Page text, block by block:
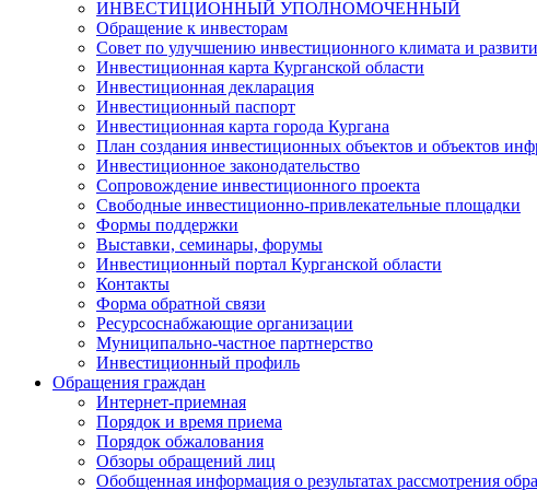
ИНВЕСТИЦИОННЫЙ УПОЛНОМОЧЕННЫЙ
Обращение к инвесторам
Совет по улучшению инвестиционного климата и
Инвестиционная карта Курганской области
Инвестиционная декларация
Инвестиционный паспорт
Инвестиционная карта города Кургана
План создания инвестиционных объектов и объектов
Инвестиционное законодательство
Сопровождение инвестиционного проекта
Свободные инвестиционно-привлекательные площадки
Формы поддержки
Выставки, семинары, форумы
Инвестиционный портал Курганской области
Контакты
Форма обратной связи
Ресурсоснабжающие организации
Муниципально-частное партнерство
Инвестиционный профиль
Обращения граждан
Интернет-приемная
Порядок и время приема
Порядок обжалования
Обзоры обращений лиц
Обобщенная информация о результатах рассмотрения